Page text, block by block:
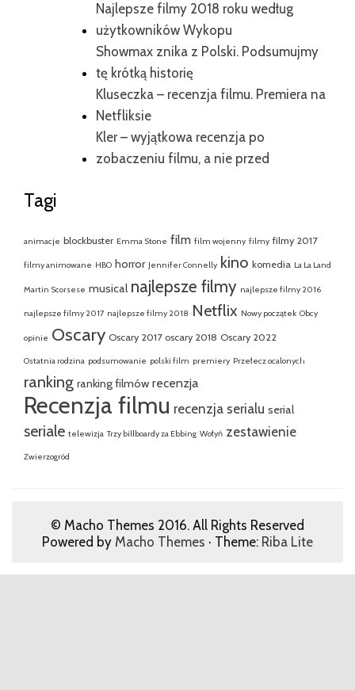
Najlepsze filmy 2018 roku według
użytkowników Wykopu
Showmax znika z Polski. Podsumujmy
tę krótką historię
Kluseczka – recenzja filmu. Premiera na
Netfliksie
Kler – wyjątkowa recenzja po
zobaczeniu filmu, a nie przed
Tagi
animacje blockbuster Emma Stone film film wojenny filmy filmy 2017
filmy animowane HBO horror Jennifer Connelly kino komedia La La Land
Martin Scorsese musical najlepsze filmy najlepsze filmy 2016
najlepsze filmy 2017 najlepsze filmy 2018 Netflix Nowy początek Obcy
opinie Oscary Oscary 2017 oscary 2018 Oscary 2022
Ostatnia rodzina podsumowanie polski film premiery Przełecz ocalonych
ranking ranking filmów recenzja
Recenzja filmu recenzja serialu serial
seriale telewizja Trzy billboardy za Ebbing Wołyń zestawienie
Zwierzogród
© Macho Themes 2016. All Rights Reserved
Powered by Macho Themes · Theme: Riba Lite